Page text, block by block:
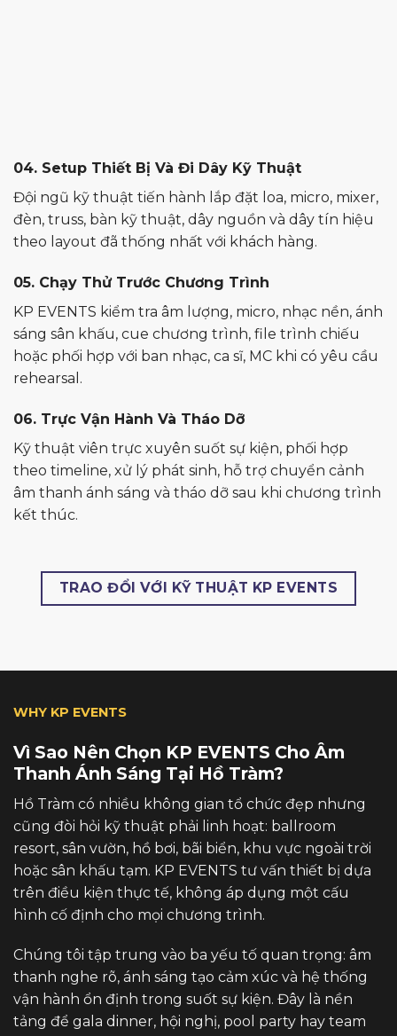
04. Setup Thiết Bị Và Đi Dây Kỹ Thuật
Đội ngũ kỹ thuật tiến hành lắp đặt loa, micro, mixer,
đèn, truss, bàn kỹ thuật, dây nguồn và dây tín hiệu
theo layout đã thống nhất với khách hàng.
05. Chạy Thử Trước Chương Trình
KP EVENTS kiểm tra âm lượng, micro, nhạc nền, ánh
sáng sân khấu, cue chương trình, file trình chiếu
hoặc phối hợp với ban nhạc, ca sĩ, MC khi có yêu cầu
rehearsal.
06. Trực Vận Hành Và Tháo Dỡ
Kỹ thuật viên trực xuyên suốt sự kiện, phối hợp
theo timeline, xử lý phát sinh, hỗ trợ chuyển cảnh
âm thanh ánh sáng và tháo dỡ sau khi chương trình
kết thúc.
TRAO ĐỔI VỚI KỸ THUẬT KP EVENTS
WHY KP EVENTS
Vì Sao Nên Chọn KP EVENTS Cho Âm
Thanh Ánh Sáng Tại Hồ Tràm?
Hồ Tràm có nhiều không gian tổ chức đẹp nhưng
cũng đòi hỏi kỹ thuật phải linh hoạt: ballroom
resort, sân vườn, hồ bơi, bãi biển, khu vực ngoài trời
hoặc sân khấu tạm. KP EVENTS tư vấn thiết bị dựa
trên điều kiện thực tế, không áp dụng một cấu
hình cố định cho mọi chương trình.
Chúng tôi tập trung vào ba yếu tố quan trọng: âm
thanh nghe rõ, ánh sáng tạo cảm xúc và hệ thống
vận hành ổn định trong suốt sự kiện. Đây là nền
tảng để gala dinner, hội nghị, pool party hay team